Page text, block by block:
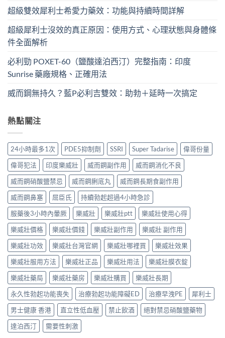
超級雙效犀利士希愛力藥效：功能與持續時間詳解
超級犀利士沒效的真正原因：使用方式、心理狀態與身體條
件全面解析
必利勁 POXET-60（鹽酸達泊西汀）完整指南：印度
Sunrise 藥廠規格、正確用法
威而鋼無持久？藍P必利吉雙效：助勃＋延時一次搞定
熱點關注
24小時最多1次 PDE5抑制劑 SSRI Super Tadarise
偉哥份量
偉哥犯法
印度樂威壯 威而鋼副作用
威而鋼消化不良
威而鋼硝酸鹽禁忌
威而鋼脷底丸
威而鋼長期食副作用
威而鋼鼻塞
屈臣氏
持續勃起超過4小時急診
服藥後3小時內暈厥
樂威壯 樂威壯ptt
樂威壯使用心得
樂威壯價格
樂威壯價錢 樂威壯副作用
樂威壯 副作用
樂威壯功效
樂威壯台灣官網 樂威壯哪裡買
樂威壯效果
樂威壯服用方法
樂威壯正品 樂威壯用法
樂威壯膜衣錠
樂威壯藥局
樂威壯藥房 樂威壯購買
樂威壯長期
永久性勃起功能喪失
治療勃起功能障礙ED 治療早洩PE
犀利士
男士健康 香港
直立性低血壓 禁止飲酒
絕對禁忌硝酸鹽藥物
達泊西汀
需要性刺激